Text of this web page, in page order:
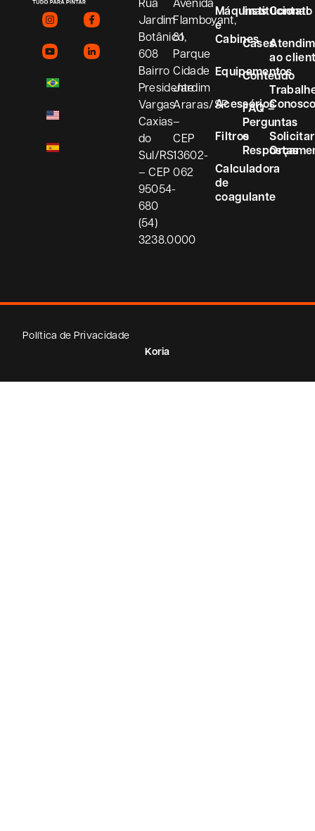
Jardim
Botânico,
608
Bairro
Presidente
Vargas
Caxias
do
Sul/RS
– CEP
95054-
680
(54)
3238.0000
Flamboyant,
81
Parque
Cidade
Jardim
Araras/SP
–
CEP
13602-
062
Máquinas
e
Cabines
Equipamentos
Acessórios
Filtros
Calculadora
de
coagulante
Institucional
Cases
Conteúdo
FAQ –
Perguntas
e
Respostas
Contato
ao
Solicitar
Política de Privacidade
Koria